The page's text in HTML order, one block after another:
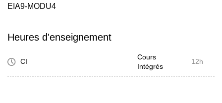
EIA9-MODU4
Heures d'enseignement
CI
Cours
Intégrés
12h